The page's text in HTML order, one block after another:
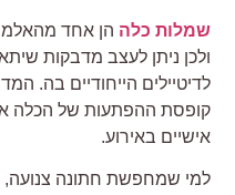
שמלות כלההן אחד
ולכן ניתן לעצב מדבקות
לדיטיילים הייחודיים בה.
קופסת ההפתעות של הכלה או
אישיים באירוע.
למי שמחפשת חתונה צנועה,